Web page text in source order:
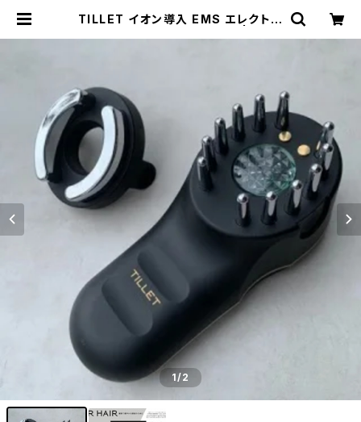
TILLET イオン導入 EMS エレクトロ
1/2